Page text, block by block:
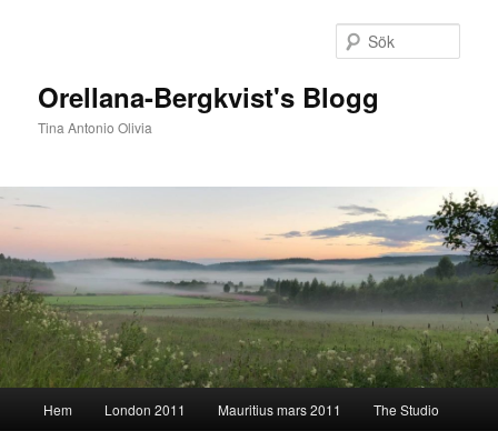
Orellana-Bergkvist's Blogg
Tina Antonio Olivia
Hem London 2011 Mauritius mars 2011 The Studio